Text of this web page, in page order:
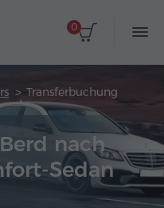
0
Transferbuchung
nach
Sedan